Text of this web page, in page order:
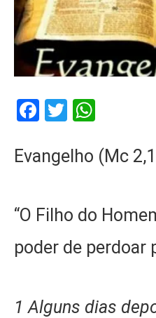
Facebook
Twitter
Evangelho (Mc
“O Filho do
poder de perdoar
1 Alguns dias